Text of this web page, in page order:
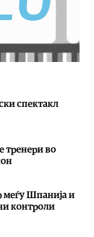
спектакл
тренери во
меѓу Шпанија и
контроли